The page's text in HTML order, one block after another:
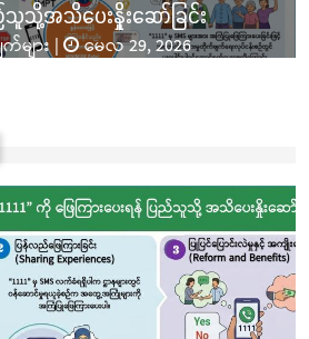
ခြင်းအောင်ပွဲနှင့် (၃၆) ကြိမ်မြောက် စုပ
ဘုံကထိန် အလှူတော်မင်္ဂလာအခမ်းအနား
လွိုင်ကော်မြို့၊ သမိုင်းဝင်ဆုတောင်းပြ
စေတီတော် လုံးတော်ပြည့်ရွှေသင်္ကန်း
ခြင်းအောင်ပွဲနှင့် (၃၆) ကြိမ်မြောက် စု
ဘုံကထိန် အလှူတော်မင်္ဂလာအခမ်းအနာ